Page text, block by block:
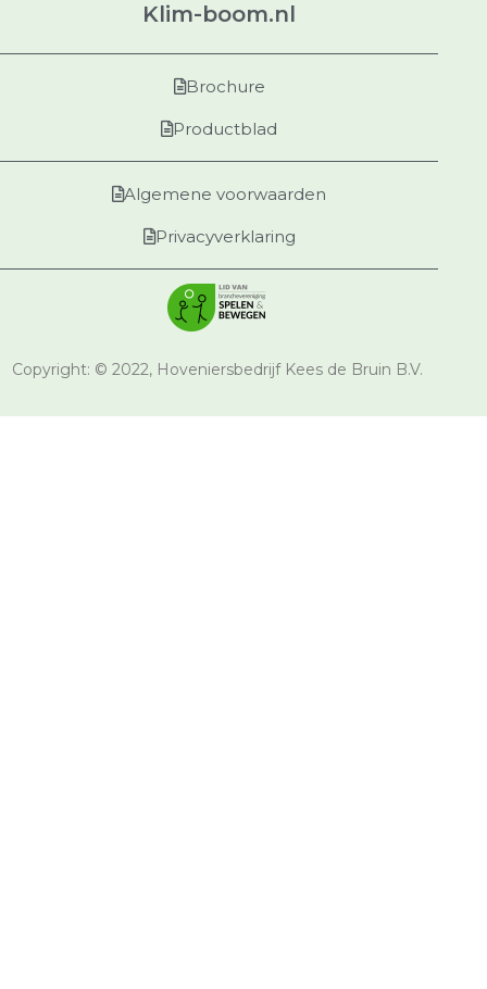
Klim-boom.nl
Brochure
Productblad
Algemene voorwaarden
Privacyverklaring
Copyright: © 2022, Hoveniersbedrijf Kees de Bruin B.V.